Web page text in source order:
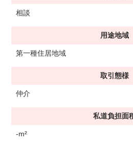
相談
用途地域
第一種住居地域
取引態様
仲介
私道負担面
-m²